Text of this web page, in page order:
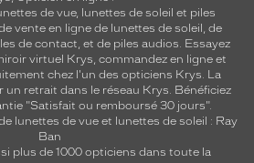
de vue, lunettes de soleil et piles
vente en ligne de lunettes de soleil, de
de contact, et de piles audios. Essayez
virtuel Krys, commandez en ligne et
chez l'un des opticiens Krys. La
un retrait dans le réseau Krys. Bénéficiez
"Satisfait ou remboursé 30 jours".
lunettes de vue et lunettes de soleil : Ray
Ban
plus de 1000 opticiens dans toute la